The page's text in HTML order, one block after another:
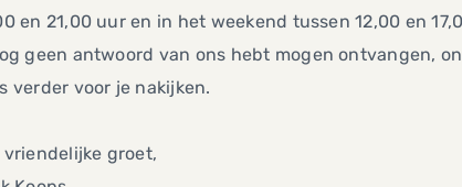
en 21,00 uur en in het weekend tussen 12,00 en
geen antwoord van ons hebt mogen ontvangen,
verder voor je nakijken.
vriendelijke groet,